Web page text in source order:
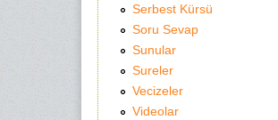
Serbest Kürsü
Soru Sevap
Sunular
Sureler
Vecizeler
Videolar